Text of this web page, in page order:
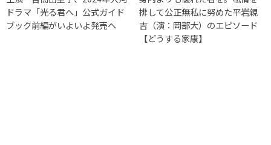
ドラマ「光る君へ」公式ガイド
ブック前編がいよいよ発売へ
排して公正無私に努めた平岩親
吉（演：岡部大）のエピソード
【どうする家康】